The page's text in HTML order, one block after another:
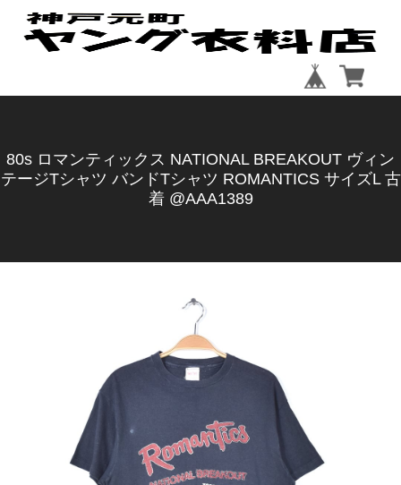
80s ロマンティックス NATIONAL BREAKOUT ヴィン
テージTシャツ バンドTシャツ ROMANTICS サイズL 古
着 @AAA1389